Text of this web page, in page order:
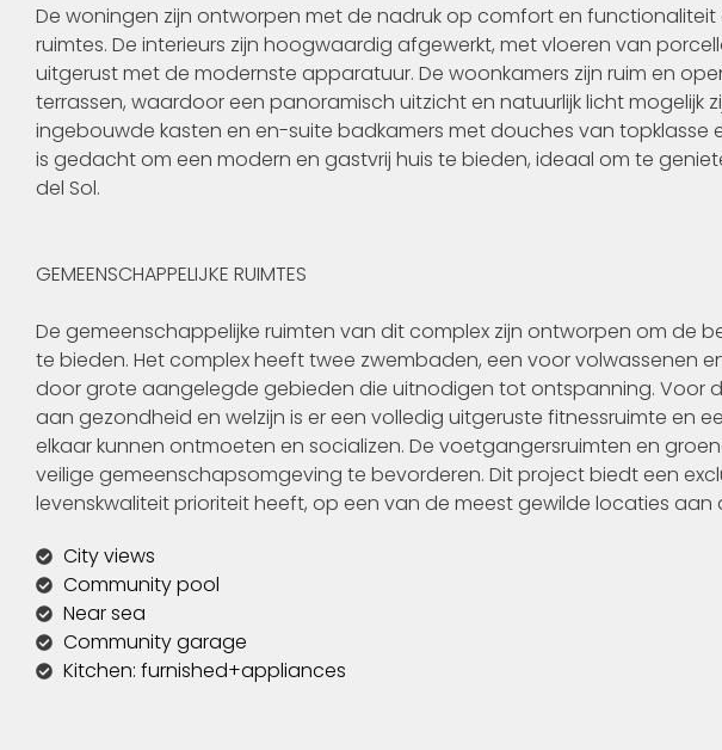
De woningen zijn ontworpen met de nadruk op comfort en functionaliteit
ruimtes. De interieurs zijn hoogwaardig afgewerkt, met vloeren van
uitgerust met de modernste apparatuur. De woonkamers zijn ruim en
terrassen, waardoor een panoramisch uitzicht en natuurlijk licht mogelijk
ingebouwde kasten en en-suite badkamers met douches van topklasse
is gedacht om een modern en gastvrij huis te bieden, ideaal om te
del Sol.
GEMEENSCHAPPELIJKE RUIMTES
De gemeenschappelijke ruimten van dit complex zijn ontworpen om de
te bieden. Het complex heeft twee zwembaden, een voor volwassenen
door grote aangelegde gebieden die uitnodigen tot ontspanning. Voor
aan gezondheid en welzijn is er een volledig uitgeruste fitnessruimte en
elkaar kunnen ontmoeten en socializen. De voetgangersruimten en
veilige gemeenschapsomgeving te bevorderen. Dit project biedt een
levenskwaliteit prioriteit heeft, op een van de meest gewilde locaties aan
City views
Community pool
Near sea
Community garage
Kitchen: furnished+appliances